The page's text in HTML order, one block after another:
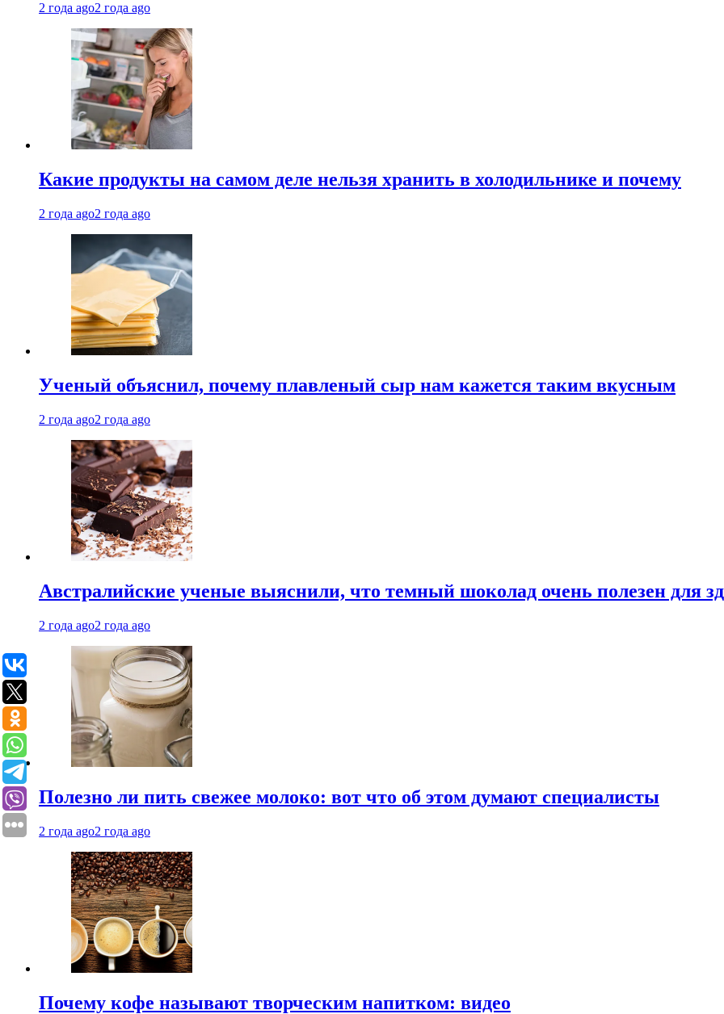
2 года ago2 года ago
Какие продукты на самом деле нельзя хранить в холодильнике и почему
2 года ago2 года ago
Ученый объяснил, почему плавленый сыр нам кажется таким вкусным
2 года ago2 года ago
Австралийские ученые выяснили, что темный шоколад очень полезен для
2 года ago2 года ago
Полезно ли пить свежее молоко: вот что об этом думают специалисты
2 года ago2 года ago
Почему кофе называют творческим напитком: видео